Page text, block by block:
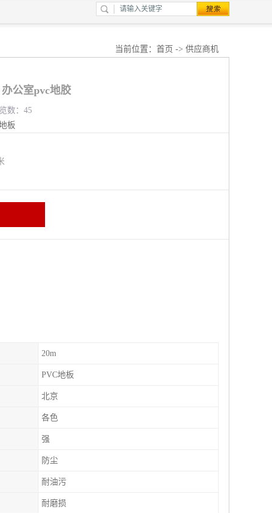
当前位置： 首页 -> 供应商机
公室pvc地胶
数：45
板
20m
PVC地板
北京
各色
强
防尘
耐油污
耐磨损